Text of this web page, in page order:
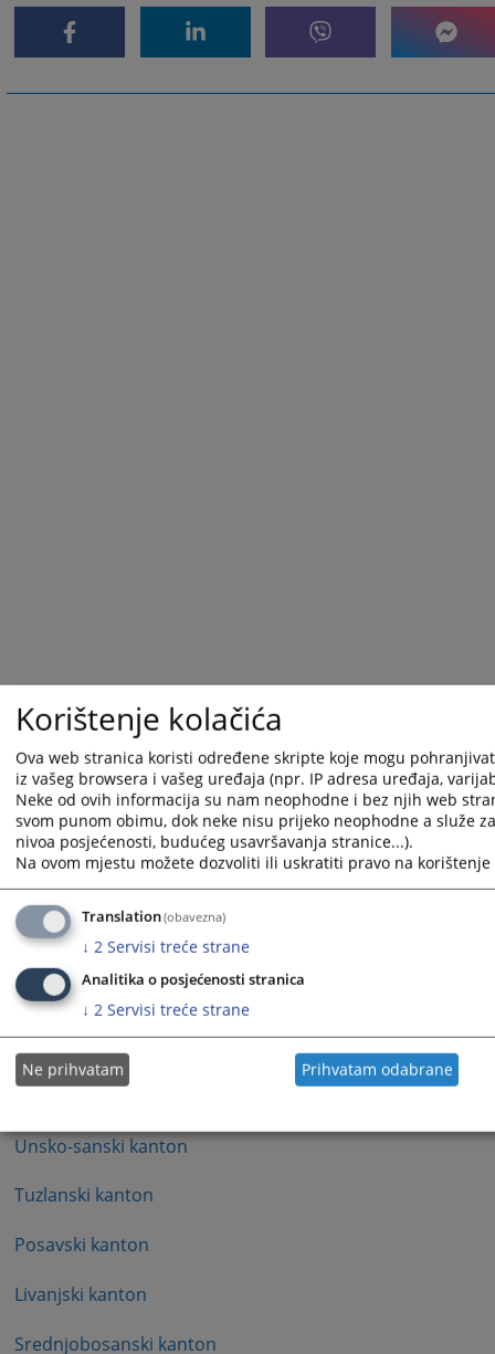
Republika Srpska - Ministarsto unutrašnjih poslova
FBiH/ Federalno ministarstvo unutrašnjih poslova
Brčko distrikt Bosne i Hercegovine
Kanton Sarajevo
Hercegovačko-neretvanski kanton
Zapadnohercegovački kanton
Unsko-sanski kanton
Tuzlanski kanton
Posavski kanton
Livanjski kanton
Srednjobosanski kanton
Korištenje kolačića
Ova web stranica koristi određene skripte koje mogu
iz vašeg browsera i vašeg uređaja (npr. IP adresa uređaja,
Neke od ovih informacija su nam neophodne i bez njih web
svom punom obimu, dok neke nisu prijeko neophodne a služe
nivoa posjećenosti, budućeg usavršavanja stranice...).
Na ovom mjestu možete dozvoliti ili uskratiti pravo na
Translation(obavezna)
↓ 2 Servisi treće strane
Analitika o posjećenosti stranica
↓ 2 Servisi treće strane
Ne prihvatam Prihvatam odabrane